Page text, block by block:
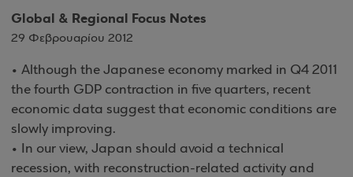
Global & Regional Focus Notes
29 Φεβρουαρίου 2012
• Although the Japanese economy marked in Q4 2011
the fourth GDP contraction in five quarters, recent
economic data suggest that economic conditions are
slowly improving.
• In our view, Japan should avoid a technical
recession, with reconstruction-related activity and